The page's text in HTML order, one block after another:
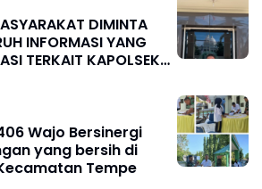
DIMINTA
INFORMASI YANG
TERKAIT KAPOLSEK
Wajo Bersinergi
yang bersih di
Tempe